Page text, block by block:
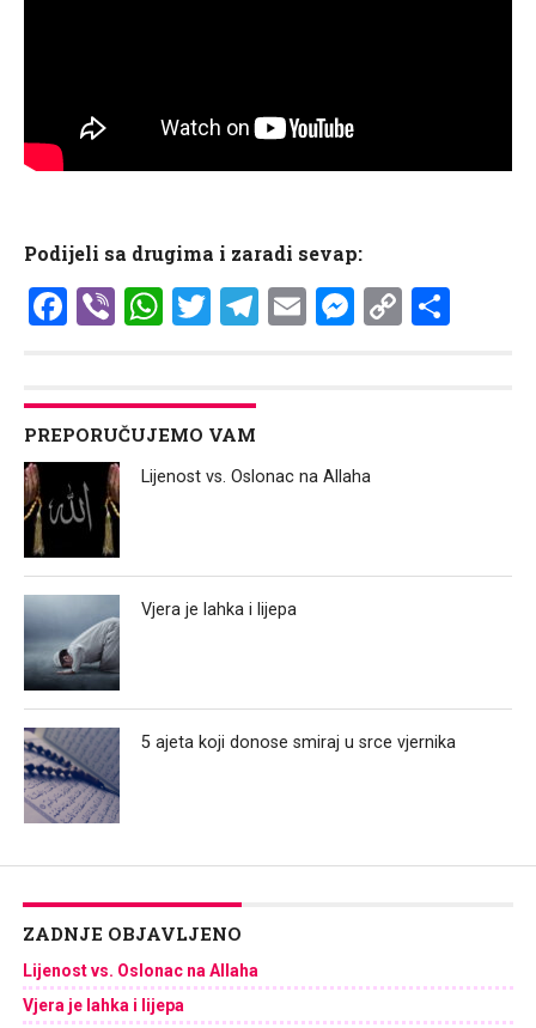
Podijeli sa drugima i zaradi sevap:
Facebook
ViberWhatsApp
Twitter
Telegram
EmailCopy
PREPORUČUJEMO VAM
Lijenost vs. Oslonac na Allaha
Vjera je lahka i lijepa
5 ajeta koji donose smiraj u srce vjernika
ZADNJE OBJAVLJENO
Lijenost vs. Oslonac na Allaha
Vjera je lahka i lijepa